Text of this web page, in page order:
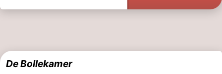
De Bollekamer